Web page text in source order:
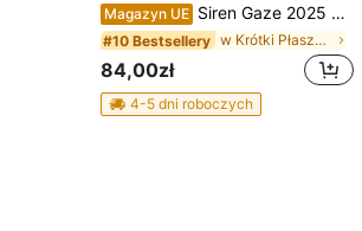
Magazyn UE Siren Gaze 2025 Nowy płaszcz jesienno-zimowy dla kobiet, jednokolorowy dwurzędowy płaszcz, kontrastowa haftowana kurtka z muszli, odpowiedni do codziennego noszenia na ulicy, ukośny kołnierz, płaszcz, kremowy kolor damski, jesienno-zimowa, swobodna, dopasowana kurtka, damska zimowa, damska odzież zimowa, damska odzież outdoorowa w stylu francuskim, zimowa, swobodna, ubrania noworoczne, biała marynarka damska, biała kurtka damska, biały garnitur, damska marynarka, marynarka
#10 Bestsellery w Krótki Płaszcze damskie
84,00zł
4-5 dni roboczych